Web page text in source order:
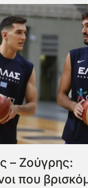
– Ζούγρης:
που